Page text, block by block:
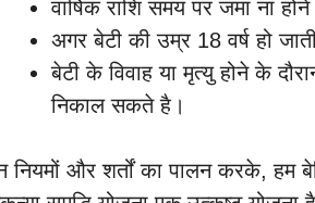
वार्षिक राशि समय पर जमा ना
अगर बेटी की उम्र 18 वर्ष हो
बेटी के विवाह या मृत्यु होने के
निकाल सकते है।
नियमों और शर्तों का पालन करके, हम